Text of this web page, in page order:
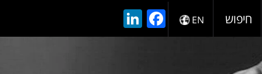
חיפוש EN
Facebook